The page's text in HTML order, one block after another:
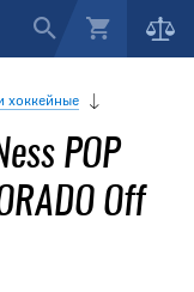
хоккейные
POP
Off